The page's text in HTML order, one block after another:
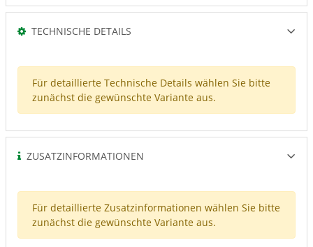
TECHNISCHE DETAILS
Für detaillierte Technische Details wählen Sie bitte
zunächst die gewünschte Variante aus.
ZUSATZINFORMATIONEN
Für detaillierte Zusatzinformationen wählen Sie bitte
zunächst die gewünschte Variante aus.